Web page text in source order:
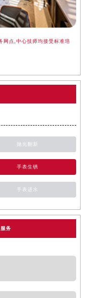
网点,中心技师均接受标准培
抛光翻新
手表生锈
手表进水
务